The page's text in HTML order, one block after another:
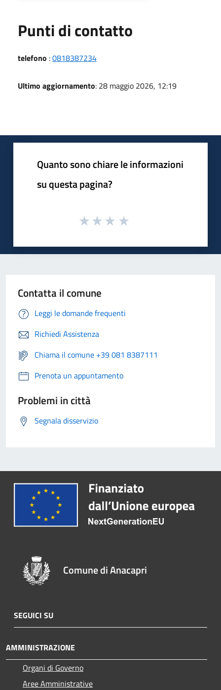
Punti di contatto
telefono :0818387234
Ultimo aggiornamento: 28 maggio 2026, 12:19
Quanto sono chiare le informazioni
su questa pagina?
Contatta il comune
Leggi le domande frequenti
Richiedi Assistenza
Chiama il comune +39 081 8387111
Prenota un appuntamento
Problemi in città
Segnala disservizio
Comune di Anacapri
SEGUICI SU
AMMINISTRAZIONE
Organi di Governo
Aree Amministrative